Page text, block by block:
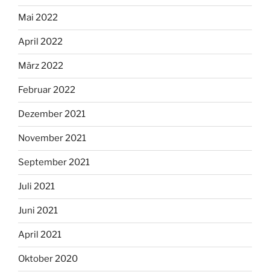
Mai 2022
April 2022
März 2022
Februar 2022
Dezember 2021
November 2021
September 2021
Juli 2021
Juni 2021
April 2021
Oktober 2020